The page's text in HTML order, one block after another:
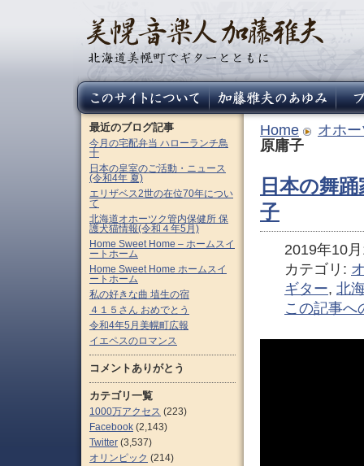
Home
オホ
原庸子
日本の舞
子
2019年10
カテゴリ:
ギター, 北
この記事へ
最近のブログ記事
今月の宅配弁当 ハローランチ鳥
十
日本の皇室のご活動・ニュース
(令和4年 夏)
エリザベス2世の在位70年につい
て
北海道オホーツク管内保健所 保
護犬猫情報(令和４年5月)
Home Sweet Home – ホームスイ
ートホーム
Home Sweet Home ホームスイ
ートホーム
私の好きな曲 埴生の宿
４１５さん おめでとう
令和4年5月美幌町広報
イエペスのロマンス
コメントありがとう
カテゴリ一覧
1000万アクセス (223)
Facebook (2,143)
Twitter (3,537)
オリンピック (214)